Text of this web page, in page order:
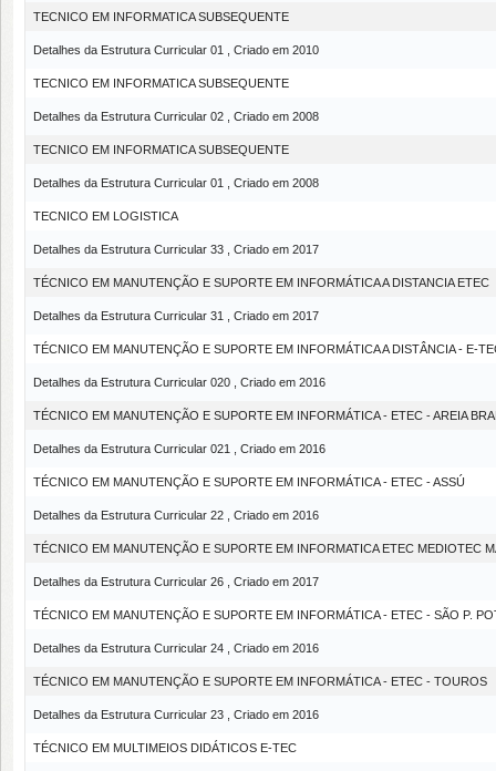
TECNICO EM INFORMATICA SUBSEQUENTE
Detalhes da Estrutura Curricular 01 , Criado em 2010
TECNICO EM INFORMATICA SUBSEQUENTE
Detalhes da Estrutura Curricular 02 , Criado em 2008
TECNICO EM INFORMATICA SUBSEQUENTE
Detalhes da Estrutura Curricular 01 , Criado em 2008
TECNICO EM LOGISTICA
Detalhes da Estrutura Curricular 33 , Criado em 2017
TÉCNICO EM MANUTENÇÃO E SUPORTE EM INFORMÁTICA A DISTANCIA ETEC
Detalhes da Estrutura Curricular 31 , Criado em 2017
TÉCNICO EM MANUTENÇÃO E SUPORTE EM INFORMÁTICA A DISTÂNCIA - E-
Detalhes da Estrutura Curricular 020 , Criado em 2016
TÉCNICO EM MANUTENÇÃO E SUPORTE EM INFORMÁTICA - ETEC - AREIA
Detalhes da Estrutura Curricular 021 , Criado em 2016
TÉCNICO EM MANUTENÇÃO E SUPORTE EM INFORMÁTICA - ETEC - ASSÚ
Detalhes da Estrutura Curricular 22 , Criado em 2016
TÉCNICO EM MANUTENÇÃO E SUPORTE EM INFORMATICA ETEC MEDIOTEC
Detalhes da Estrutura Curricular 26 , Criado em 2017
TÉCNICO EM MANUTENÇÃO E SUPORTE EM INFORMÁTICA - ETEC - SÃO P.
Detalhes da Estrutura Curricular 24 , Criado em 2016
TÉCNICO EM MANUTENÇÃO E SUPORTE EM INFORMÁTICA - ETEC - TOUROS
Detalhes da Estrutura Curricular 23 , Criado em 2016
TÉCNICO EM MULTIMEIOS DIDÁTICOS E-TEC